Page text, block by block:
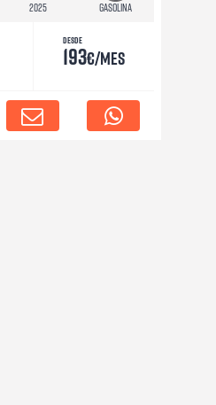
2025 Gasolina
Desde
193€/mes